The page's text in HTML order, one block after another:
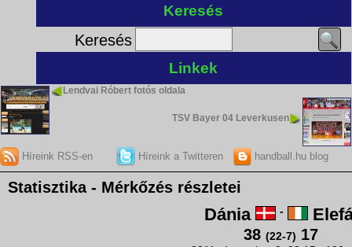
Keresés
Keresés
Linkek
Lendvai Róbert fotós oldala
TSV Bayer 04 Leverkusen
Híreink RSS-en Híreink a Twitteren handball.hu blog
Statisztika - Mérkőzés részletei
Dánia -
38 (22-7) 17